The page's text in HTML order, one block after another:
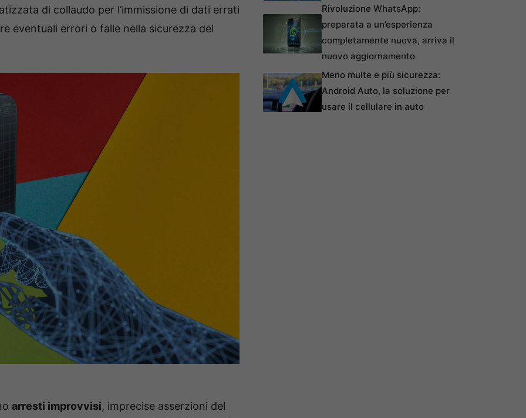
di collaudo per l’immissione di dati errati
eventuali errori o falle nella sicurezza del
arresti improvvisi, imprecise asserzioni del
Rivoluzione WhatsApp:
preparata a un’esperienza
completamente nuova, arriva il
nuovo aggiornamento
Meno multe e più sicurezza:
Android Auto, la soluzione per
usare il cellulare in auto